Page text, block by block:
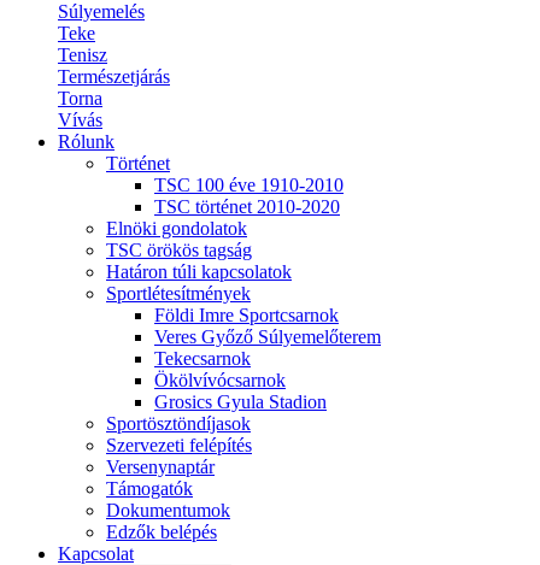
Súlyemelés
Teke
Tenisz
Természetjárás
Torna
Vívás
Rólunk
Történet
TSC 100 éve 1910-2010
TSC történet 2010-2020
Elnöki gondolatok
TSC örökös tagság
Határon túli kapcsolatok
Sportlétesítmények
Földi Imre Sportcsarnok
Veres Győző Súlyemelőterem
Tekecsarnok
Ökölvívócsarnok
Grosics Gyula Stadion
Sportösztöndíjasok
Szervezeti felépítés
Versenynaptár
Támogatók
Dokumentumok
Edzők belépés
Kapcsolat